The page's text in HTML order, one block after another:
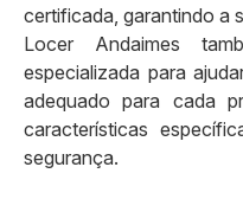
certificada, garantindo a
Locer Andaimes
especializada para
adequado para cada
características
segurança.